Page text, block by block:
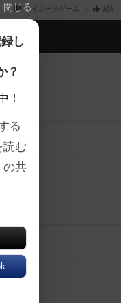
マイボードゲーム 経験
閉じる
し
？
！
る
読む
の共